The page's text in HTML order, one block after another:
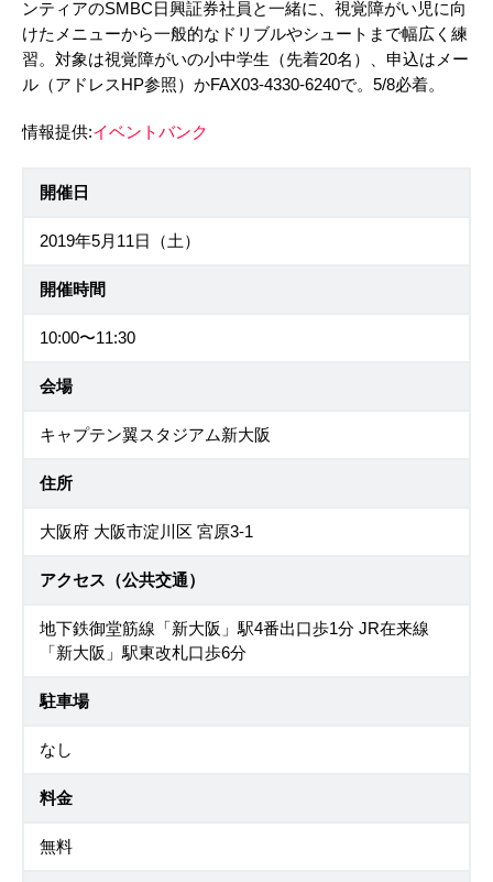
ンティアのSMBC日興証券社員と一緒に、視覚障がい児に向
けたメニューから一般的なドリブルやシュートまで幅広く練
習。対象は視覚障がいの小中学生（先着20名）、申込はメー
ル（アドレスHP参照）かFAX03-4330-6240で。5/8必着。
情報提供:イベントバンク
開催日
2019年5月11日（土）
開催時間
10:00〜11:30
会場
キャプテン翼スタジアム新大阪
住所
大阪府 大阪市淀川区 宮原3-1
アクセス（公共交通）
地下鉄御堂筋線「新大阪」駅4番出口歩1分 JR在来線
「新大阪」駅東改札口歩6分
駐車場
なし
料金
無料